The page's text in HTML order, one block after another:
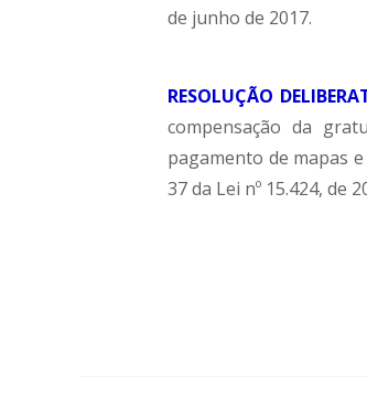
de junho de 2017.
RESOLUÇÃO
compensação da
pagamento de mapas
37 da Lei nº 15.424, de